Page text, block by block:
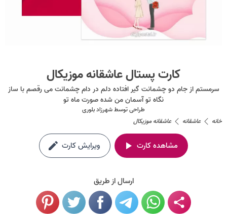
کارت پستال عاشقانه موزیکال
سرمستم از جام دو چشمانت گیر افتاده دلم در دام چشمانت می رقصم با ساز
نگاه تو آسمان من شده صورت ماه تو
طراحی توسطشهرزاد بلوری
خانه
عاشقانه عاشقانه موزیکال
مشاهده کارت ویرایش کارت
ارسال از طریق